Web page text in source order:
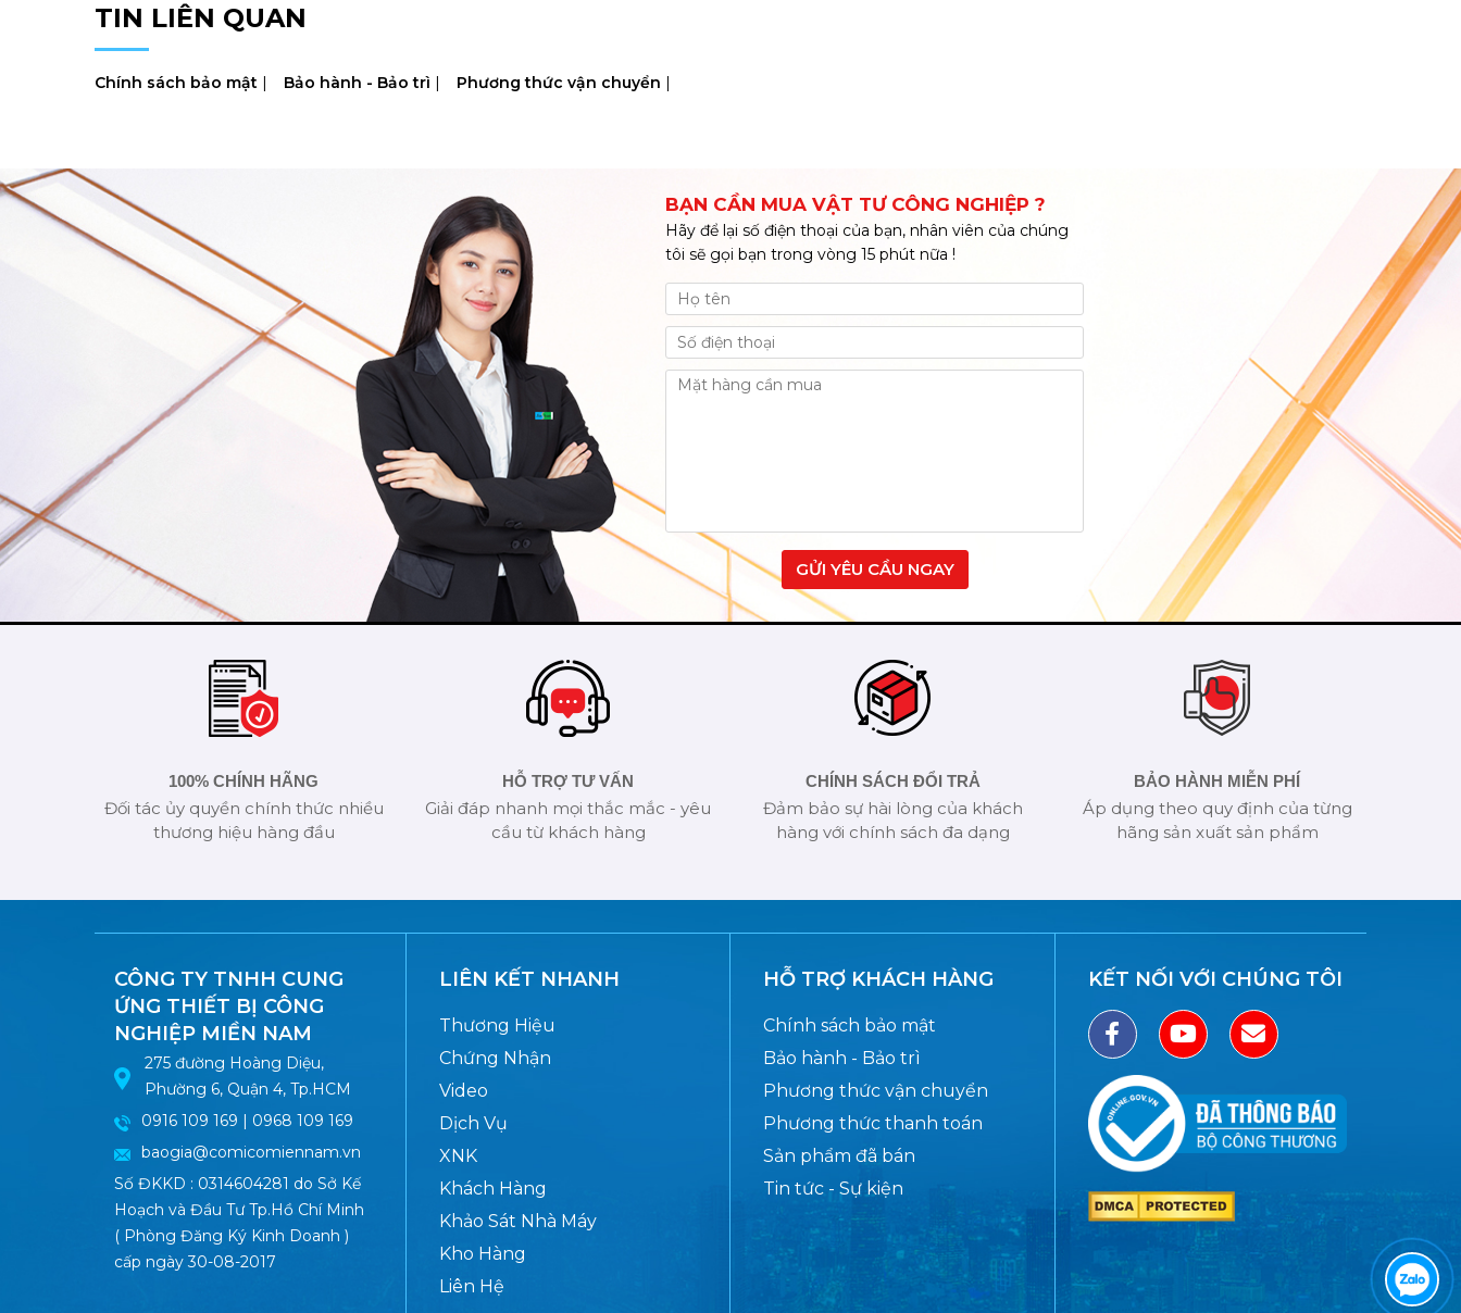
TIN LIÊN QUAN
Chính sách bảo mật | Bảo hành - Bảo trì | Phương thức vận chuyển |
BẠN CẦN MUA VẬT TƯ CÔNG NGHIỆP ?
Hãy để lại số điện thoại của bạn, nhân viên của chúng
tôi sẽ gọi bạn trong vòng 15 phút nữa !
GỬI YÊU CẦU NGAY
100% CHÍNH HÃNG
Đối tác ủy quyền chính thức nhiều
thương hiệu hàng đầu
HỖ TRỢ TƯ VẤN
Giải đáp nhanh mọi thắc mắc - yêu
cầu từ khách hàng
CHÍNH SÁCH ĐỔI TRẢ
Đảm bảo sự hài lòng của khách
hàng với chính sách đa dạng
BẢO HÀNH MIỄN PHÍ
Áp dụng theo quy định của từng
hãng sản xuất sản phẩm
CÔNG TY TNHH CUNG
ỨNG THIẾT BỊ CÔNG
NGHIỆP MIỀN NAM
275 đường Hoàng Diệu,
Phường 6, Quận 4, Tp.HCM
0916 109 169 | 0968 109 169
baogia@comicomiennam.vn
Số ĐKKD : 0314604281 do Sở Kế
Hoạch và Đầu Tư Tp.Hồ Chí Minh
( Phòng Đăng Ký Kinh Doanh )
cấp ngày 30-08-2017
LIÊN KẾT NHANH
Thương Hiệu
Chứng Nhận
Video
Dịch Vụ
XNK
Khách Hàng
Khảo Sát Nhà Máy
Kho Hàng
Liên Hệ
HỖ TRỢ KHÁCH HÀNG
Chính sách bảo mật
Bảo hành - Bảo trì
Phương thức vận chuyển
Phương thức thanh toán
Sản phẩm đã bán
Tin tức - Sự kiện
KẾT NỐI VỚI CHÚNG TÔI